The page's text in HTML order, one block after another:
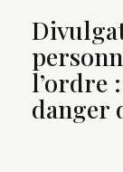
l’ordre
danger